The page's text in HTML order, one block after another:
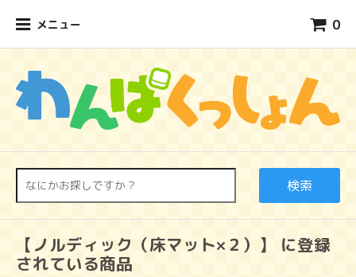
メニュー 0
検索
【ノルディック（床マット×２）】 に登録
されている商品